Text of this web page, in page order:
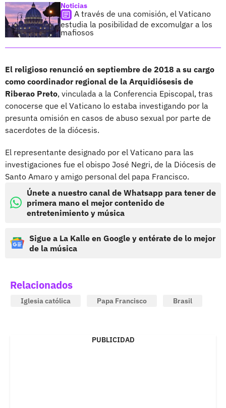
Noticias
A través de una comisión, el Vaticano
estudia la posibilidad de excomulgar a los
mafiosos
El religioso renunció en septiembre de 2018 a su cargo
como coordinador regional de la Arquidiósesis de
Riberao Preto, vinculada a la Conferencia Episcopal, tras
conocerse que el Vaticano lo estaba investigando por la
presunta omisión en casos de abuso sexual por parte de
sacerdotes de la diócesis.
El representante designado por el Vaticano para las
investigaciones fue el obispo José Negri, de la Diócesis de
Santo Amaro y amigo personal del papa Francisco.
Únete a nuestro canal de Whatsapp para tener de
primera mano el mejor contenido de
entretenimiento y música
Sigue a La Kalle en Google y entérate de lo mejor
de la música
Relacionados
Iglesia católica Papa Francisco Brasil
PUBLICIDAD